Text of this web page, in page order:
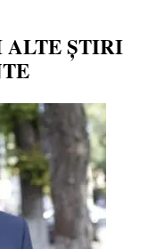
ȘTIRI